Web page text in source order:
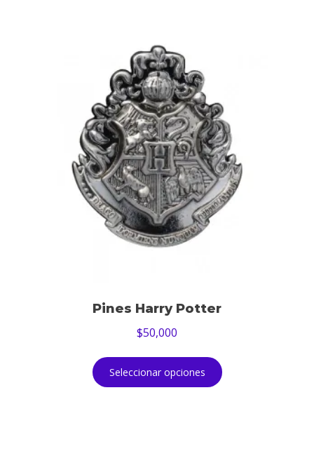
Pines Harry Potter
$50,000
Seleccionar opciones